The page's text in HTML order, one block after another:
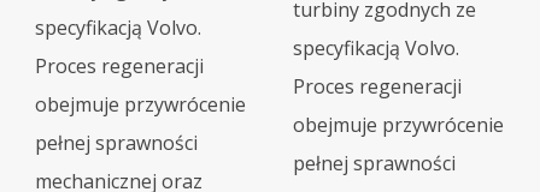
specyfikacją Volvo.
Proces regeneracji
obejmuje przywrócenie
pełnej sprawności
mechanicznej oraz
turbiny zgodnych ze
specyfikacją Volvo.
Proces regeneracji
obejmuje przywrócenie
pełnej sprawności